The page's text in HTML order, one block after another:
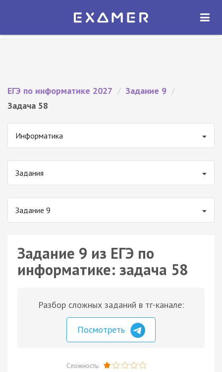
Экзамер — ЕГЭ 2027
ОТКРЫТЬ
ЕГЭ по информатике 2027 / Задание 9 /
Задача 58
Информатика
Задания
Задание 9
Задание 9 из ЕГЭ по
информатике: задача 58
Разбор сложных заданий в тг-канале:
Посмотреть
Сложность: